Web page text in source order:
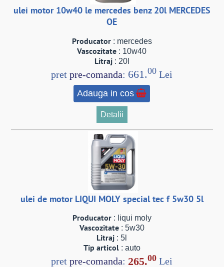
ulei motor 10w40 le mercedes benz 20l MERCEDES
OE
Producator: mercedes
Vascozitate : 10w40
Litraj: 20l
pretpre-comanda: 661.00 Lei
Adauga in cos
Detalii
ulei de motor LIQUI MOLY special tec f 5w30 5l
Producator: liqui moly
Vascozitate: 5w30
Litraj : 5l
Tip articol: auto
pretpre-comanda: 265.00 Lei